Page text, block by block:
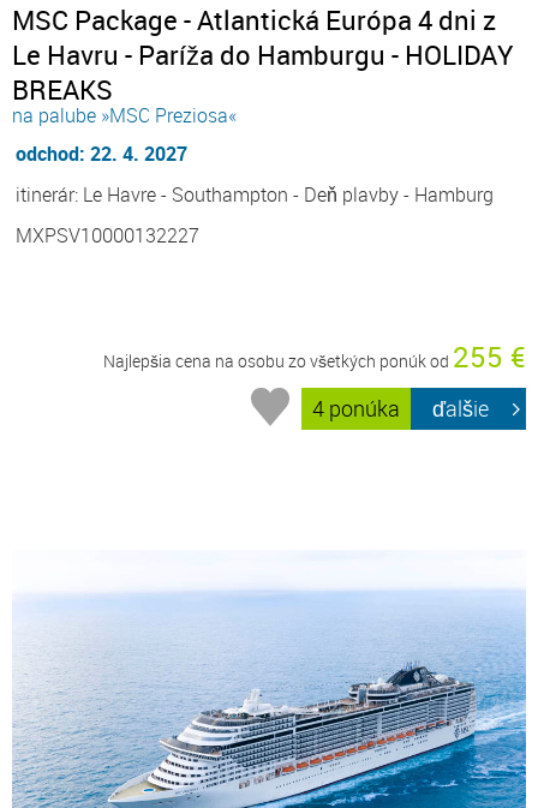
MSC Package - Atlantická Európa 4 dni z
Le Havru - Paríža do Hamburgu - HOLIDAY
BREAKS
na palube »MSC Preziosa«
odchod: 22. 4. 2027
itinerár: Le Havre - Southampton - Deň plavby - Hamburg
MXPSV10000132227
Najlepšia cena na osobu zo všetkých ponúk od 255 €
4 ponúka ďalšie